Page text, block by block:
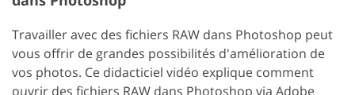
Travailler avec des fichiers RAW dans Photoshop peut
vous offrir de grandes possibilités d'amélioration de
vos photos. Ce didacticiel vidéo explique comment
ouvrir des fichiers RAW dans Photoshop via Adobe